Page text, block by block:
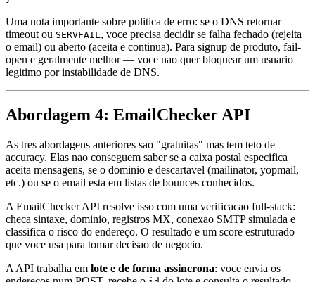
Uma nota importante sobre politica de erro: se o DNS retornar
timeout ou SERVFAIL, voce precisa decidir se falha fechado (rejeita
o email) ou aberto (aceita e continua). Para signup de produto, fail-
open e geralmente melhor — voce nao quer bloquear um usuario
legitimo por instabilidade de DNS.
Abordagem 4: EmailChecker API
As tres abordagens anteriores sao "gratuitas" mas tem teto de
accuracy. Elas nao conseguem saber se a caixa postal especifica
aceita mensagens, se o dominio e descartavel (mailinator, yopmail,
etc.) ou se o email esta em listas de bounces conhecidos.
A EmailChecker API resolve isso com uma verificacao full-stack:
checa sintaxe, dominio, registros MX, conexao SMTP simulada e
classifica o risco do endereço. O resultado e um score estruturado
que voce usa para tomar decisao de negocio.
A API trabalha em lote e de forma assincrona: voce envia os